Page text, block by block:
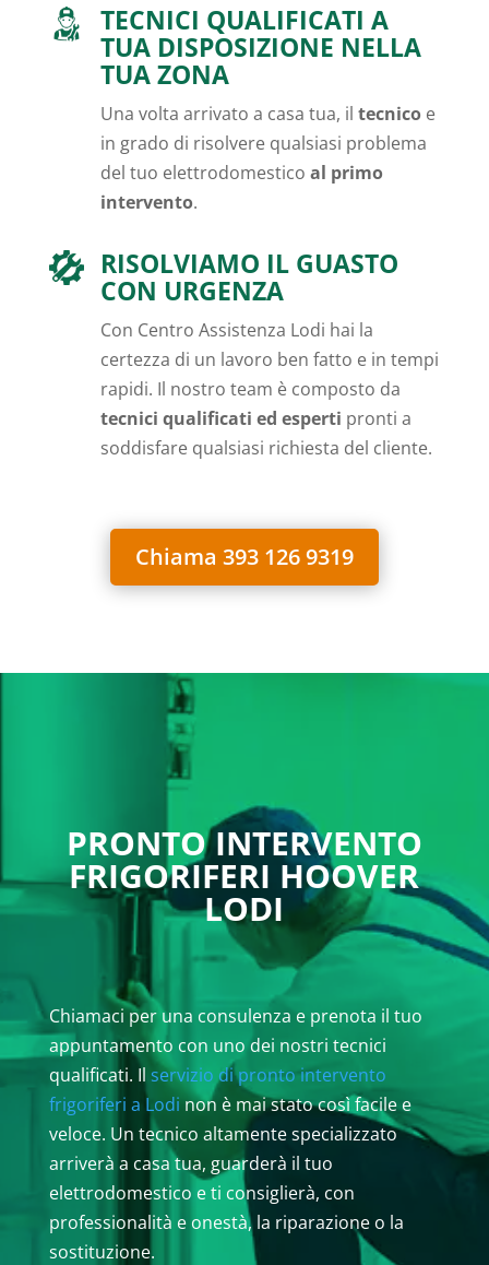
TECNICI QUALIFICATI A
TUA DISPOSIZIONE NELLA
TUA ZONA
Una volta arrivato a casa tua, il tecnicoe
in grado di risolvere qualsiasi problema
del tuo elettrodomestico al primo
intervento.
RISOLVIAMO IL GUASTO
CON URGENZA
Con Centro Assistenza Lodi hai la
certezza di un lavoro ben fatto e in tempi
rapidi. Il nostro team è composto da
tecnici qualificati ed esperti pronti a
soddisfare qualsiasi richiesta del cliente.
Chiama 393 126 9319
PRONTO INTERVENTO
FRIGORIFERI HOOVER
LODI
Chiamaci per una consulenza e prenota il tuo
appuntamento con uno dei nostri tecnici
qualificati. Il servizio di pronto intervento
frigoriferi a Lodi non è mai stato così facile e
veloce. Un tecnico altamente specializzato
arriverà a casa tua, guarderà il tuo
elettrodomestico e ti consiglierà, con
professionalità e onestà, la riparazione o la
sostituzione.